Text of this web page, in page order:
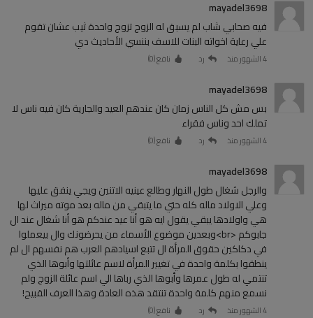
mayadel3698
فيه صحابي شاب لم يسبق له الزوج تزوج واحدة ثيب عشان تقوم
علي رعاية اخواته البنات للاسف بننسي الأحاديث دي
4 الشهور منذ رد نافع (0
)
mayadel3698
بس مش كل الناس زمان كان عندهم العيد والجارية كان فيه ناس لا
تملك احد وناس فقراء
4 الشهور منذ رد نافع (0
)
mayadel3698
والرجل شغال طول النهار وطالع عينيه الاتنين ويجي ينفق عليها
وعلي الاولاد ماله كله حتي ما يتبقي من ماله بعد موته ميراث لها
هي واولادها يبقي يقول ايه هو أنا عيد عندكم هو أنا شغال عند ال
جابوكم <br>وبعدين موضوع الأسماء من يحرضونك وال بيعملوا
في دكاكين حقوق المرأة ال تتبع اسيادهم العرب هم نفسهم ال لم
ينطقوا بكلمة واحدة في تغيير المرأة لاسم عائلتها وأبوها الذي
تنتمي له طول عمرها وأبوها الذي رباها الي اسم عائلة الزوج ولم
نسمع منهم كلمة واحدة تنتقد هذه العادة وهذا العرف القبيح!
4 الشهور منذ رد نافع (0
)